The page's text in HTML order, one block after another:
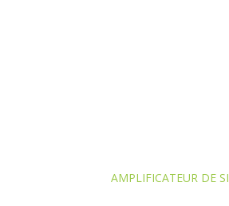
AMPLIFICATEUR DE